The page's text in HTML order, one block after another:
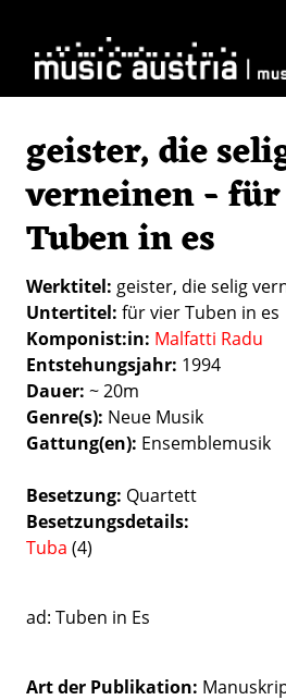
geister, die
verneinen -
Tuben in es
Werktitel geister, die selig
Untertitel für vier Tuben in es
Komponist:in Malfatti Radu
Entstehungsjahr 1994
Dauer ~ 20m
Genre(s) Neue Musik
Gattung(en) Ensemblemusik
Besetzung Quartett
Besetzungsdetails
Tuba (4)
ad: Tuben in Es
Art der Publikation